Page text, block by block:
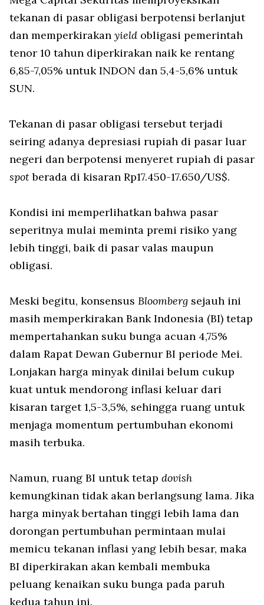
tekanan di pasar obligasi berpotensi berlanjut
dan memperkirakan yield obligasi pemerintah
tenor 10 tahun diperkirakan naik ke rentang
6,85-7,05% untuk INDON dan 5,4-5,6% untuk
SUN.
Tekanan di pasar obligasi tersebut terjadi
seiring adanya depresiasi rupiah di pasar luar
negeri dan berpotensi menyeret rupiah di pasar
spotberada di kisaran Rp17.450-17.650/US$.
Kondisi ini memperlihatkan bahwa pasar
seperitnya mulai meminta premi risiko yang
lebih tinggi, baik di pasar valas maupun
obligasi.
Meski begitu, konsensus Bloomberg sejauh ini
masih memperkirakan Bank Indonesia (BI) tetap
mempertahankan suku bunga acuan 4,75%
dalam Rapat Dewan Gubernur BI periode Mei.
Lonjakan harga minyak dinilai belum cukup
kuat untuk mendorong inflasi keluar dari
kisaran target 1,5-3,5%, sehingga ruang untuk
menjaga momentum pertumbuhan ekonomi
masih terbuka.
Namun, ruang BI untuk tetap dovish
kemungkinan tidak akan berlangsung lama. Jika
harga minyak bertahan tinggi lebih lama dan
dorongan pertumbuhan permintaan mulai
memicu tekanan inflasi yang lebih besar, maka
BI diperkirakan akan kembali membuka
peluang kenaikan suku bunga pada paruh
kedua tahun ini.